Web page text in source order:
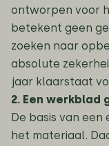
ontworpen voor
betekent geen
zoeken naar
absolute
jaar klaarstaat
2. Een werkblad
De basis van
het materiaal.